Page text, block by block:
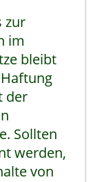
zur
im
bleibt
der
Sollten
werden,
von